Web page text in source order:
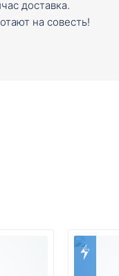
доставка.
на совесть!